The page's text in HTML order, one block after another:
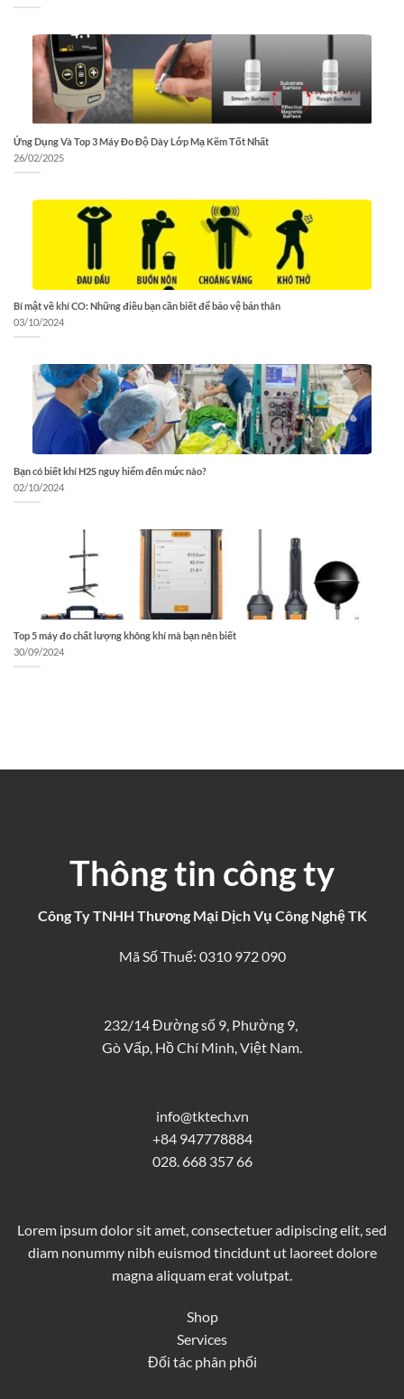
Ứng Dụng Và Top 3 Máy Đo Độ Dày Lớp Mạ Kẽm Tốt Nhất
26/02/2025
Bí mật về khí CO: Những điều bạn cần biết để bảo vệ bản thân
03/10/2024
Bạn có biết khí H2S nguy hiểm đến mức nào?
02/10/2024
Top 5 máy đo chất lượng không khí mà bạn nên biết
30/09/2024
Thông tin công ty
Công Ty TNHH Thương Mại Dịch Vụ Công Nghệ TK
Mã Số Thuế: 0310 972 090
232/14 Đường số 9, Phường 9,
Gò Vấp, Hồ Chí Minh, Việt Nam.
info@tktech.vn
+84 947778884
028. 668 357 66
Lorem ipsum dolor sit amet, consectetuer adipiscing elit, sed
diam nonummy nibh euismod tincidunt ut laoreet dolore
magna aliquam erat volutpat.
Shop
Services
Đối tác phân phối